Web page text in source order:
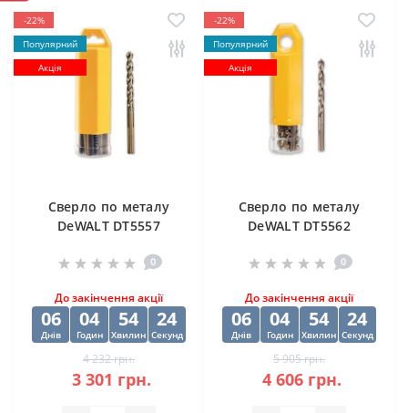
-22%
Популярний
Акція
Cверлo по металу
DeWALT DT5557
10х84х133 мм
0
До закінчення акції
06
Днів
04
Годин
54
Хвилин
23
Секунд
4 232 грн.
3 301 грн.
-22%
Популярний
Акція
Cверлo по металу
DeWALT DT5562
(10 шт) 12.5х98х151
0
До закінчення акції
06
Днів
04
Годин
54
Хвилин
23
Секунд
5 905 грн.
4 606 грн.